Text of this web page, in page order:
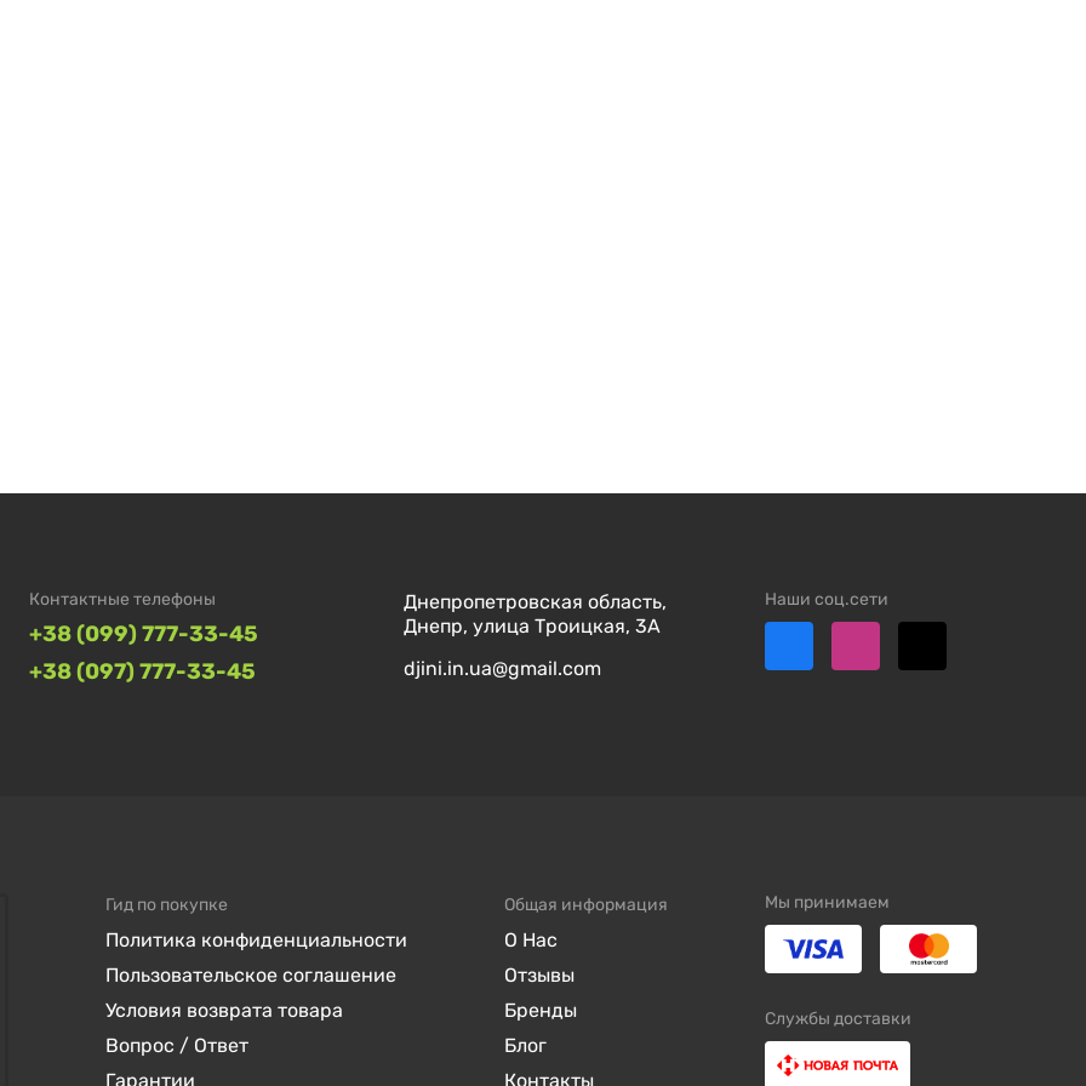
Контактные телефоны
+38 (099) 777-33-45
+38 (097) 777-33-45
Наши соц.сети
Днепропетровская область,
Днепр, улица Троицкая, 3А
djini.in.ua@gmail.com
Гид по покупке
Политика конфиденциальности
Пользовательское соглашение
Условия возврата товара
Вопрос / Ответ
Гарантии
Общая информация
О Нас
Отзывы
Бренды
Блог
Контакты
Мы принимаем
Службы доставки